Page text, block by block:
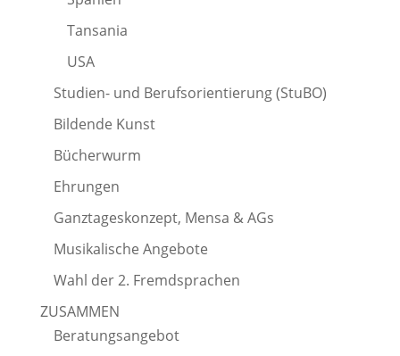
Tansania
USA
Studien- und Berufsorientierung (StuBO)
Bildende Kunst
Bücherwurm
Ehrungen
Ganztageskonzept, Mensa & AGs
Musikalische Angebote
Wahl der 2. Fremdsprachen
ZUSAMMEN
Beratungsangebot